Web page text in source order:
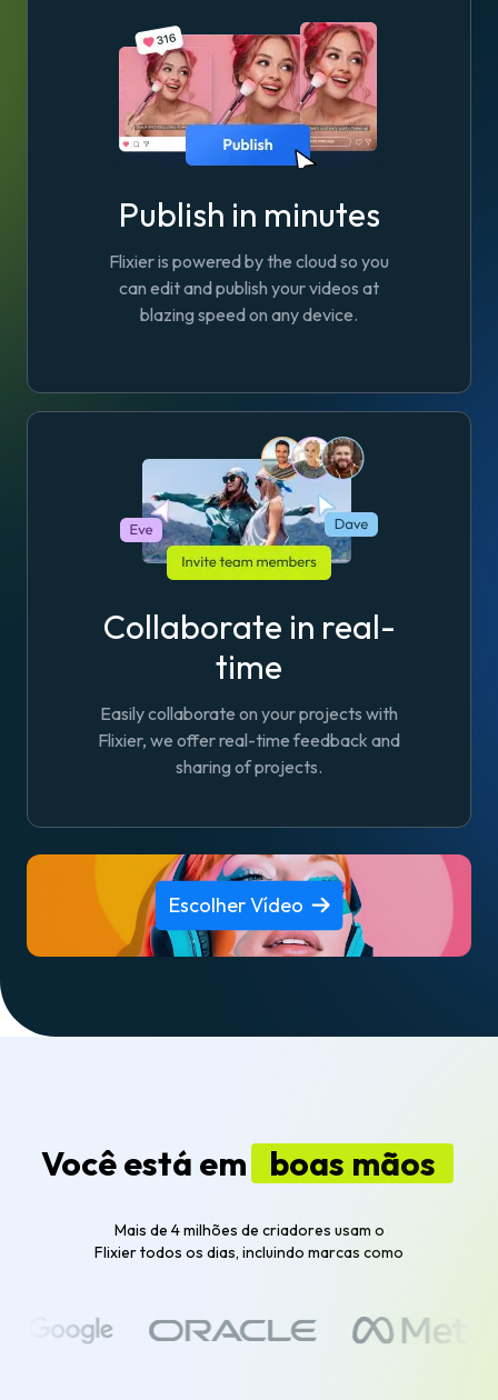
Publish in minutes
Flixier is powered by the cloud so you
can edit and publish your videos at
blazing speed on any device.
Collaborate in real-
time
Easily collaborate on your projects with
Flixier, we offer real-time feedback and
sharing of projects.
Escolher Vídeo
Você está em boas mãos
Mais de 4 milhões de criadores usam o
Flixier todos os dias, incluindo marcas como